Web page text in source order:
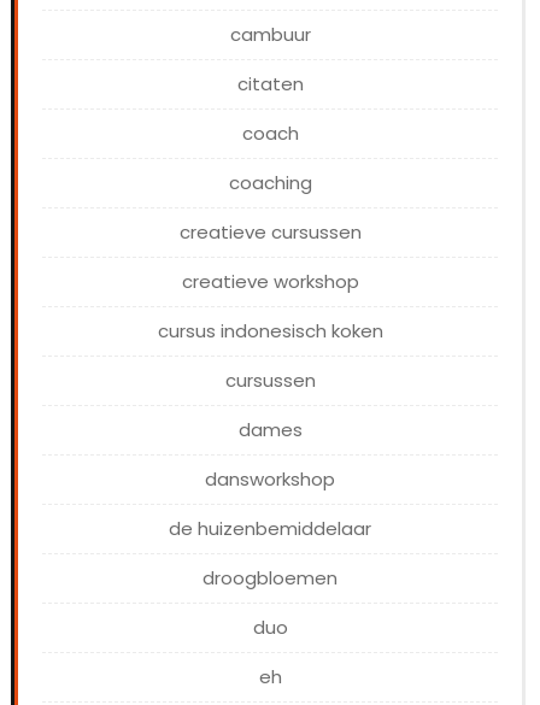
cambuur
citaten
coach
coaching
creatieve cursussen
creatieve workshop
cursus indonesisch koken
cursussen
dames
dansworkshop
de huizenbemiddelaar
droogbloemen
duo
eh